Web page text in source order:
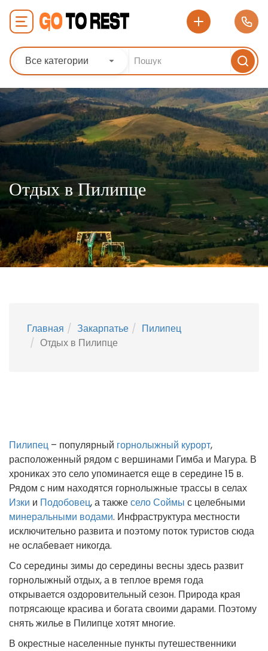
Все категории
Отдых в Пилипце
Главная Закарпатье
Пилипец
Отдых в Пилипце
Пилипец – популярный горнолыжный курорт,
расположенный рядом с вершинами Гимба и Магура. В
хрониках это село упоминается еще в середине 15 в.
Рядом с ним находятся горнолыжные трассы в селах
Изки и Подобовец, а такжесело Соймы с целебными
минеральными водами. Инфраструктура местности
исключительно развита и поэтому поток туристов сюда
не ослабевает никогда.
Со середины зимы до середины весны здесь развит
горнолыжный отдых, а в теплое время года
открывается оздоровительный сезон. Природа края
потрясающе красива и богата своими дарами. Поэтому
снять жилье в Пилипце хотят многие.
В окрестные населенные пункты путешественники